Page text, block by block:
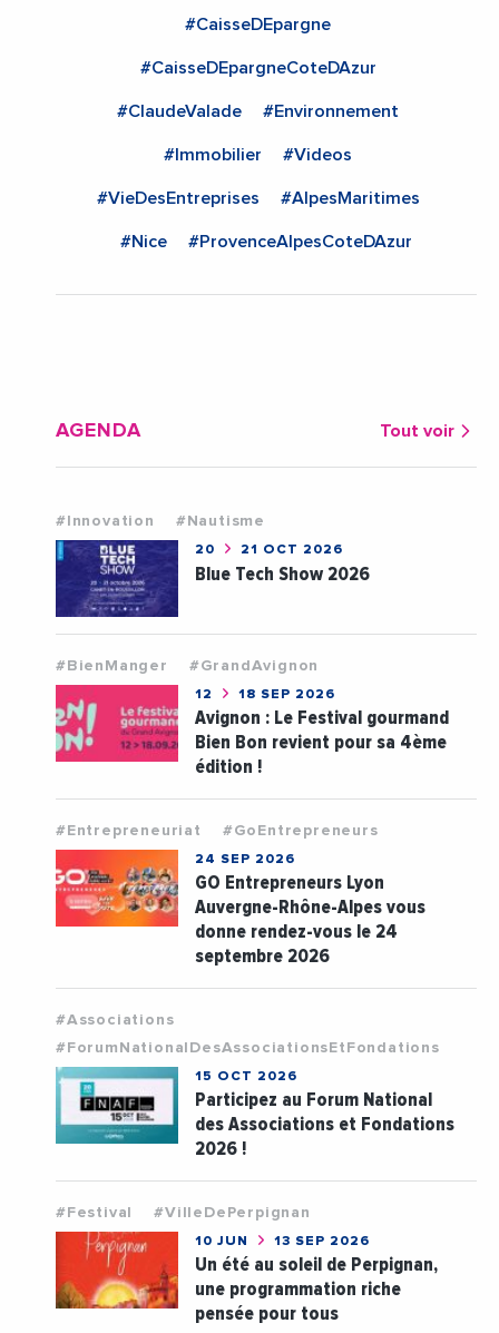
#CaisseDEpargne
#CaisseDEpargneCoteDAzur
#ClaudeValade #Environnement
#Immobilier #Videos
#VieDesEntreprises #AlpesMaritimes
#Nice #ProvenceAlpesCoteDAzur
AGENDA Tout voir
#Innovation #Nautisme
20 21 OCT 2026
Blue Tech Show 2026
#BienManger #GrandAvignon
12 18 SEP 2026
Avignon : Le Festival gourmand
Bien Bon revient pour sa 4ème
édition !
#Entrepreneuriat #GoEntrepreneurs
24 SEP 2026
GO Entrepreneurs Lyon
Auvergne-Rhône-Alpes vous
donne rendez-vous le 24
septembre 2026
#Associations
#ForumNationalDesAssociationsEtFondations
15 OCT 2026
Participez au Forum National
des Associations et Fondations
2026 !
#Festival #VilleDePerpignan
10 JUN 13 SEP 2026
Un été au soleil de Perpignan,
une programmation riche
pensée pour tous